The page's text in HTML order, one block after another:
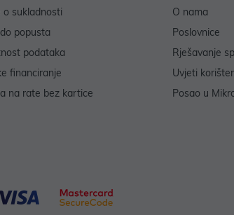
o sukladnosti
popusta
podataka
financiranje
na rate bez kartice
O nama
Poslovnice
Rješavanje
Uvjeti
Posao u